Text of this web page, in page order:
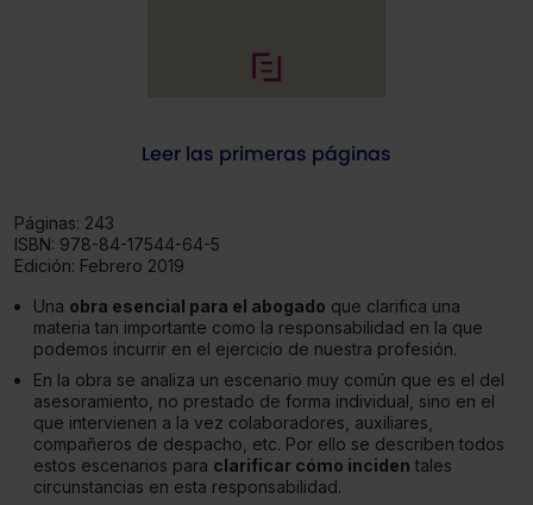
Leer las primeras páginas
Páginas: 243
ISBN: 978-84-17544-64-5
Edición: Febrero 2019
Una obra esencial para el abogado que clarifica una
materia tan importante como la responsabilidad en la que
podemos incurrir en el ejercicio de nuestra profesión.
En la obra se analiza un escenario muy común que es el del
asesoramiento, no prestado de forma individual, sino en el
que intervienen a la vez colaboradores, auxiliares,
compañeros de despacho, etc. Por ello se describen todos
estos escenarios para clarificar cómo inciden tales
circunstancias en esta responsabilidad.